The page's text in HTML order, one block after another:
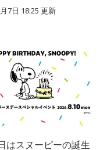
7日 18:25 更新
はスヌーピーの誕生